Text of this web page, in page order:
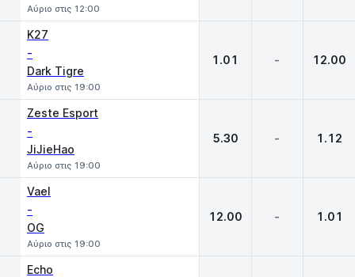
Αύριο στις 12:00
K27
-
Dark Tigre
Αύριο στις 19:00
1.01 - 12.00
Zeste Esport
-
JiJieHao
Αύριο στις 19:00
5.30 - 1.12
Vael
-
OG
Αύριο στις 19:00
12.00 - 1.01
Echo